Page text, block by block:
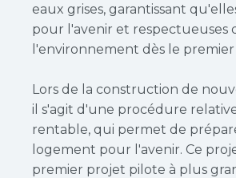
eaux grises, garantissant
pour l'avenir et respectueuses
l'environnement dès le
Lors de la construction de
il s'agit d'une procédure
rentable, qui permet de
logement pour l'avenir. Ce
premier projet pilote à plus